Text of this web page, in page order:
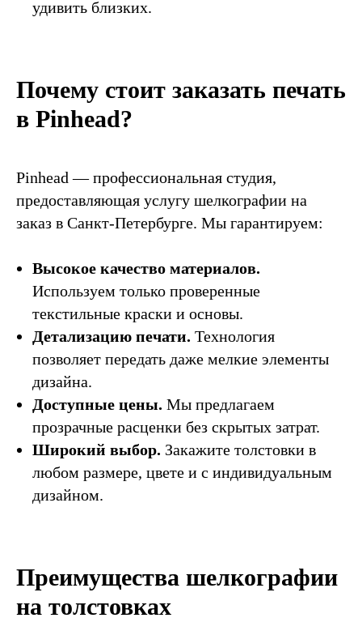
удивить близких.
Почему стоит заказать печать
в Pinhead?
Pinhead — профессиональная студия,
предоставляющая услугу шелкографии на
заказ в Санкт-Петербурге. Мы гарантируем:
Высокое качество материалов.
Используем только проверенные
текстильные краски и основы.
Детализацию печати. Технология
позволяет передать даже мелкие элементы
дизайна.
Доступные цены. Мы предлагаем
прозрачные расценки без скрытых затрат.
Широкий выбор. Закажите толстовки в
любом размере, цвете и с индивидуальным
дизайном.
Преимущества шелкографии
на толстовках
Печать на футболках
Печать на бейсболках
Печать на толстовках
Кейсы
Контакты
Печать на худи
Вакансии
Политика конфиденциальности
Оферта
ООО “ПИНХЭД”
КПП: 781301001
ОГРН: 1157847016535
Адрес: 192019, Санкт-Петербург г, наб Обводного
Канала, д. 24, литера Д, этаж 2, офис 281